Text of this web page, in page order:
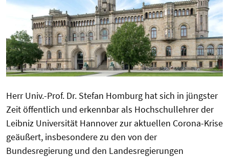
Herr Univ.-Prof. Dr. Stefan Homburg hat sich in jüngster
Zeit öffentlich und erkennbar als Hochschullehrer der
Leibniz Universität Hannover zur aktuellen Corona-Krise
geäußert, insbesondere zu den von der
Bundesregierung und den Landesregierungen